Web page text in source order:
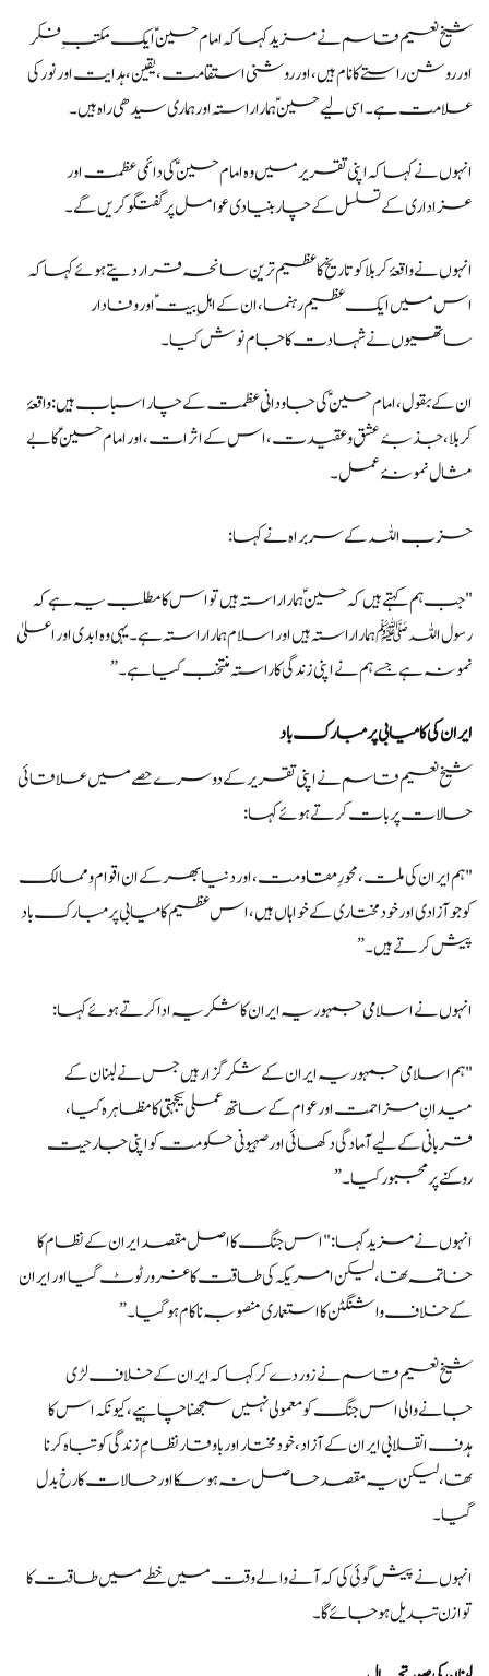
شیخ نعیم قاسم نے مزید کہا کہ امام حسینؑ ایک مکتبِ فکر
اور روشن راستے کا نام ہیں، اور روشنی استقامت، یقین، ہدایت اور نور کی
علامت ہے۔ اسی لیے حسینؑ ہمارا راستہ اور ہماری سیدھی راہ ہیں۔
انہوں نے کہا کہ اپنی تقریر میں وہ امام حسینؑ کی دائمی عظمت اور
عزاداری کے تسلسل کے چار بنیادی عوامل پر گفتگو کریں گے۔
انہوں نے واقعۂ کربلا کو تاریخ کا عظیم ترین سانحہ قرار دیتے ہوئے کہا کہ
اس میں ایک عظیم رہنما، ان کے اہلِ بیتؑ اور وفادار
ساتھیوں نے شہادت کا جام نوش کیا۔
ان کے بقول، امام حسینؑ کی جاودانی عظمت کے چار اسباب ہیں: واقعۂ
کربلا، جذبۂ عشق و عقیدت، اس کے اثرات، اور امام حسینؑ کا بے
مثال نمونۂ عمل۔
حزب اللہ کے سربراہ نے کہا:
"جب ہم کہتے ہیں کہ حسینؑ ہمارا راستہ ہیں تو اس کا مطلب یہ ہے کہ
رسول اللہ ﷺ ہمارا راستہ ہیں اور اسلام ہمارا راستہ ہے۔ یہی وہ ابدی اور اعلیٰ
نمونہ ہے جسے ہم نے اپنی زندگی کا راستہ منتخب کیا ہے۔”
ایران کی کامیابی پر مبارک باد
شیخ نعیم قاسم نے اپنی تقریر کے دوسرے حصے میں علاقائی
حالات پر بات کرتے ہوئے کہا:
"ہم ایران کی ملت، محورِ مقاومت، اور دنیا بھر کے ان اقوام و ممالک
کو جو آزادی اور خودمختاری کے خواہاں ہیں، اس عظیم کامیابی پر مبارک باد
پیش کرتے ہیں۔”
انہوں نے اسلامی جمہوریہ ایران کا شکریہ ادا کرتے ہوئے کہا:
"ہم اسلامی جمہوریہ ایران کے شکر گزار ہیں جس نے لبنان کے
میدانِ مزاحمت اور عوام کے ساتھ عملی یکجہتی کا مظاہرہ کیا،
قربانی کے لیے آمادگی دکھائی اور صہیونی حکومت کو اپنی جارحیت
روکنے پر مجبور کیا۔”
انہوں نے مزید کہا: "اس جنگ کا اصل مقصد ایران کے نظام کا
خاتمہ تھا، لیکن امریکہ کی طاقت کا غرور ٹوٹ گیا اور ایران
کے خلاف واشنگٹن کا استعماری منصوبہ ناکام ہو گیا۔”
شیخ نعیم قاسم نے زور دے کر کہا کہ ایران کے خلاف لڑی
جانے والی اس جنگ کو معمولی نہیں سمجھنا چاہیے، کیونکہ اس کا
ہدف انقلابی ایران کے آزاد، خودمختار اور باوقار نظامِ زندگی کو تباہ کرنا
تھا، لیکن یہ مقصد حاصل نہ ہو سکا اور حالات کا رخ بدل
گیا۔
انہوں نے پیش گوئی کی کہ آنے والے وقت میں خطے میں طاقت کا
توازن تبدیل ہو جائے گا۔